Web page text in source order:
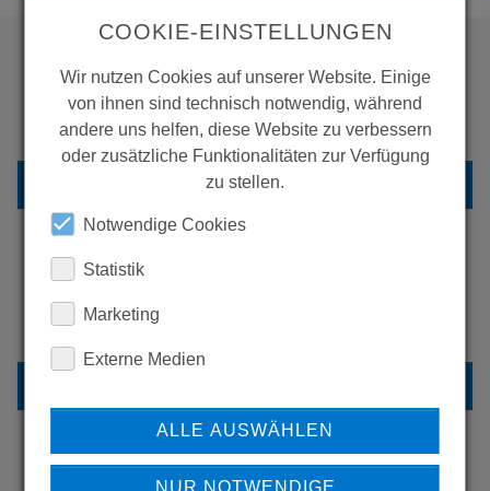
WOLLEN SIE MEHR
PRODUKTE SEHEN?
ZURÜCK ZUR ÜBERSICHT
UNSERE REFERENZEN
COOKIE-EINSTELLUNGEN
Wir nutzen Cookies auf unserer Website. Einige
von ihnen sind technisch notwendig, während
andere uns helfen, diese Website zu verbessern
oder zusätzliche Funktionalitäten zur Verfügung
zu stellen.
Notwendige Cookies
Statistik
Marketing
Externe Medien
ALLE AUSWÄHLEN
NUR NOTWENDIGE